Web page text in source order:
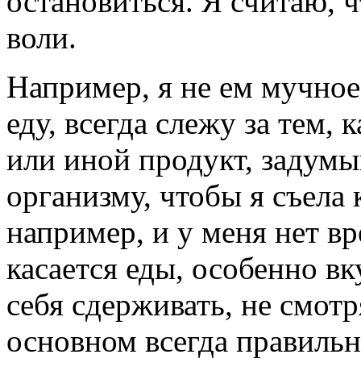
воли.
Например, я не ем
еду, всегда слежу за тем,
или иной продукт,
организму, чтобы я
например, и у меня нет
касается еды, особенно
себя сдерживать, не
основном всегда